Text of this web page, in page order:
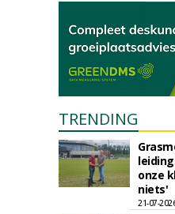
TRENDING
onze
niets'
21-07-